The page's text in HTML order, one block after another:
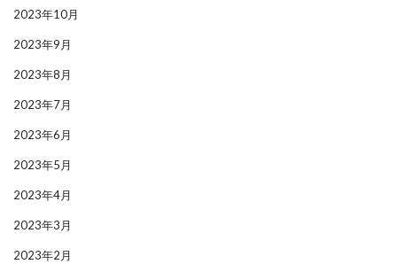
2023年10月
2023年9月
2023年8月
2023年7月
2023年6月
2023年5月
2023年4月
2023年3月
2023年2月